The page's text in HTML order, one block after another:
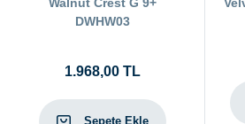
DWHW03
1.968,00 TL
Sepete Ekle